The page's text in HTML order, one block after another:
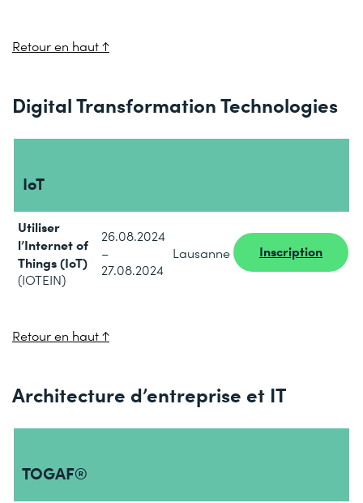
Retour en haut ↑
Digital Transformation Technologies
IoT
Utiliser
l’Internet of
Things (IoT)
(IOTEIN)
26.08.2024
–
27.08.2024
Lausanne Inscription
Retour en haut ↑
Architecture d’entreprise et IT
TOGAF®